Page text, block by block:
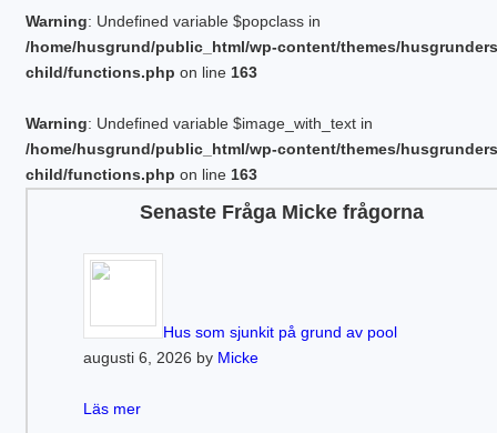
Warning: Undefined variable $popclass in
/home/husgrund/public_html/wp-content/themes/
child/functions.php on line 163
Warning: Undefined variable $image_with_text in
/home/husgrund/public_html/wp-content/themes/
child/functions.php on line 163
Senaste Fråga Micke frågorna
Hus som sjunkit på grund av pool
augusti 6, 2026 by Micke
Läs mer